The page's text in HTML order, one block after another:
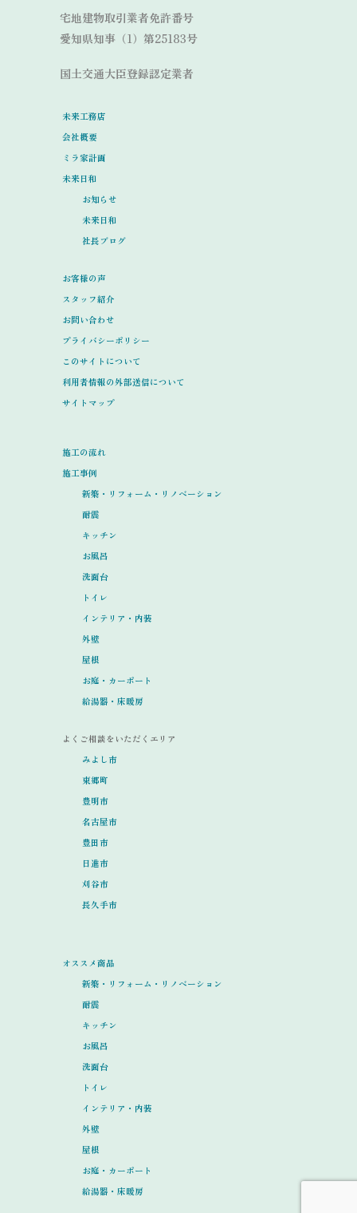
宅地建物取引業者免許番号
愛知県知事（1）第25183号
国土交通大臣登録認定業者
未来工務店
会社概要
ミラ家計画
未来日和
お知らせ
未来日和
社長ブログ
お客様の声
スタッフ紹介
お問い合わせ
プライバシーポリシー
このサイトについて
利用者情報の外部送信について
サイトマップ
施工の流れ
施工事例
新築・リフォーム・リノベーション
耐震
キッチン
お風呂
洗面台
トイレ
インテリア・内装
外壁
屋根
お庭・カーポート
給湯器・床暖房
よくご相談をいただくエリア
みよし市
東郷町
豊明市
名古屋市
豊田市
日進市
刈谷市
長久手市
オススメ商品
新築・リフォーム・リノベーション
耐震
キッチン
お風呂
洗面台
トイレ
インテリア・内装
外壁
屋根
お庭・カーポート
給湯器・床暖房